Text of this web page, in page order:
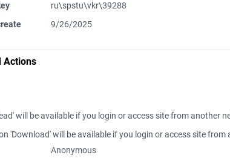
ru\spstu\vkr\39288
9/26/2025
Actions
will be available if you login or access site from another
'Download' will be available if you login or access site
Anonymous